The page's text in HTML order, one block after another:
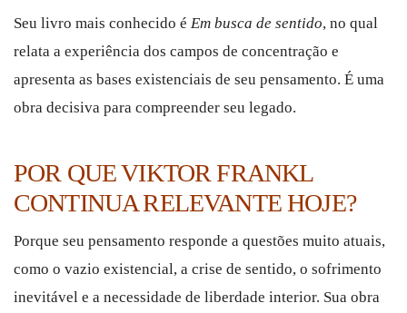
Seu livro mais conhecido é Em busca de sentido, no qual
relata a experiência dos campos de concentração e
apresenta as bases existenciais de seu pensamento. É uma
obra decisiva para compreender seu legado.
POR QUE VIKTOR FRANKL
CONTINUA RELEVANTE HOJE?
Porque seu pensamento responde a questões muito atuais,
como o vazio existencial, a crise de sentido, o sofrimento
inevitável e a necessidade de liberdade interior. Sua obra